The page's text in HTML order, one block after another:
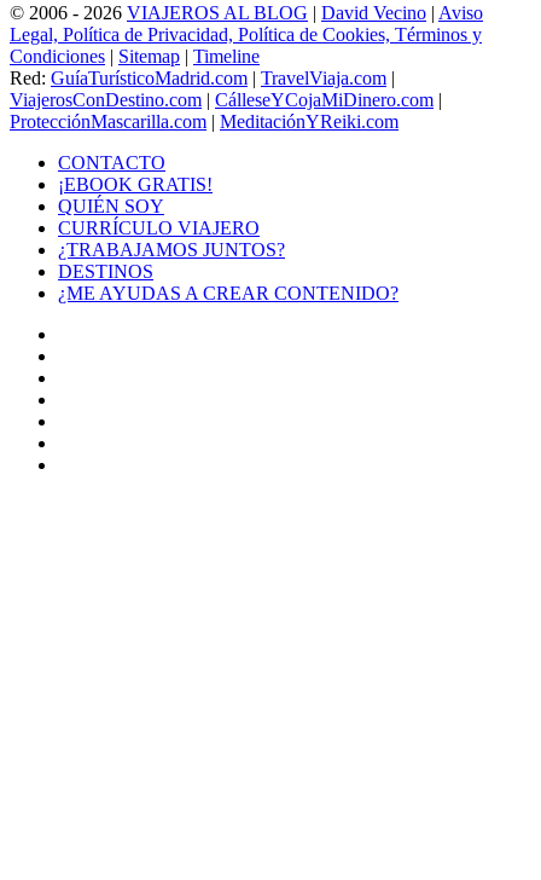
© 2006 - 2026 VIAJEROS AL BLOG | David Vecino | Aviso
Legal, Política de Privacidad, Política de Cookies, Términos y
Condiciones | Sitemap | Timeline
Red: GuíaTurísticoMadrid.com | TravelViaja.com |
ViajerosConDestino.com | CálleseYCojaMiDinero.com |
ProtecciónMascarilla.com | MeditaciónYReiki.com
CONTACTO
¡EBOOK GRATIS!
QUIÉN SOY
CURRÍCULO VIAJERO
¿TRABAJAMOS JUNTOS?
DESTINOS
¿ME AYUDAS A CREAR CONTENIDO?